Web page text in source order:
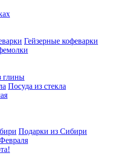
Гейзерные кофеварки
глины
Посуда из стекла
Подарки из Сибири